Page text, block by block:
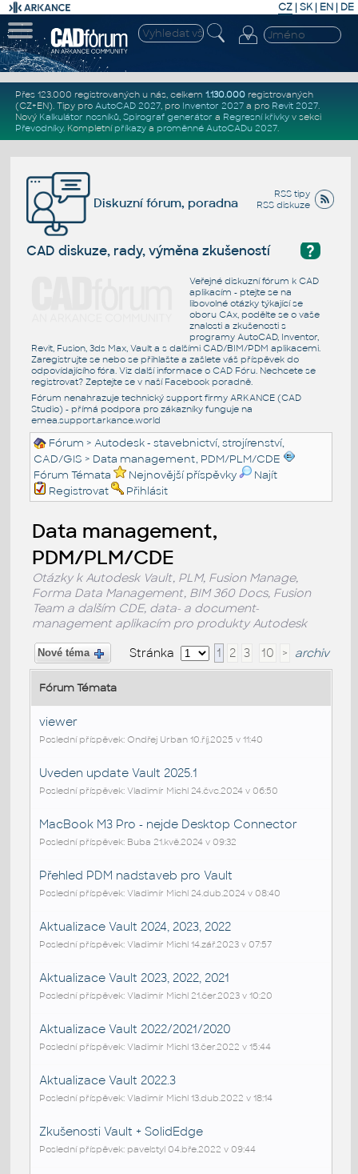
CZ | SK| EN | DE
Přes 123.000 registrovaných u nás, celkem 1.130.000registrovaných
(CZ+EN). Tipy pro AutoCAD 2027, pro Inventor 2027a pro Revit 2027.
Nový Kalkulátor nosníků, Spirograf generátor a Regresní křivkyv sekci
Převodníky. Kompletní příkazya proměnné AutoCADu 2027.
RSS tipy
RSS diskuze
Diskuzní fórum, poradna
?
CAD diskuze, rady, výměna zkušeností
Veřejné diskuzní fórum k CAD
aplikacím - ptejte se na
libovolné otázky týkající se
oboru CAx, podělte se o vaše
znalosti a zkušenosti s
programy AutoCAD, Inventor,
Revit, Fusion, 3ds Max, Vault a s dalšími CAD/BIM/PDM aplikacemi.
Zaregistrujte se nebo se přihlašte a zašlete váš příspěvek do
odpovídajícího fóra. Viz další informace o CAD Fóru. Nechcete se
registrovat? Zeptejte se v naší Facebook poradně.
Fórum nenahrazuje technický support firmy ARKANCE (CAD
Studio) - přímá podpora pro zákazníky funguje na
emea.support.arkance.world
Fórum >Autodesk - stavebnictví, strojírenství,
CAD/GIS > Data management, PDM/PLM/CDE
Fórum Témata
Nejnovější příspěvky
Najít
Registrovat
Přihlásit
Data management,
PDM/PLM/CDE
Otázky k Autodesk Vault, PLM, Fusion Manage,
Forma Data Management, BIM 360 Docs, Fusion
Team a dalším CDE, data- a document-
management aplikacím pro produkty Autodesk
Nové téma Stránka 1 2 3 10 > archiv
Fórum Témata
viewer
Poslední příspěvek: Ondřej Urban 10.říj.2025 v 11:40
Uveden update Vault 2025.1
Poslední příspěvek: Vladimír Michl 24.čvc.2024 v 06:50
MacBook M3 Pro - nejde Desktop Connector
Poslední příspěvek: Buba 21.kvě.2024 v 09:32
Přehled PDM nadstaveb pro Vault
Poslední příspěvek: Vladimír Michl 24.dub.2024 v 08:40
Aktualizace Vault 2024, 2023, 2022
Poslední příspěvek: Vladimír Michl 14.zář.2023 v 07:57
Aktualizace Vault 2023, 2022, 2021
Poslední příspěvek: Vladimír Michl 21.čer.2023 v 10:20
Aktualizace Vault 2022/2021/2020
Poslední příspěvek: Vladimír Michl 13.čer.2022 v 15:44
Aktualizace Vault 2022.3
Poslední příspěvek: Vladimír Michl 13.dub.2022 v 18:14
Zkušenosti Vault + SolidEdge
Poslední příspěvek: pavelstyl 04.bře.2022 v 09:44